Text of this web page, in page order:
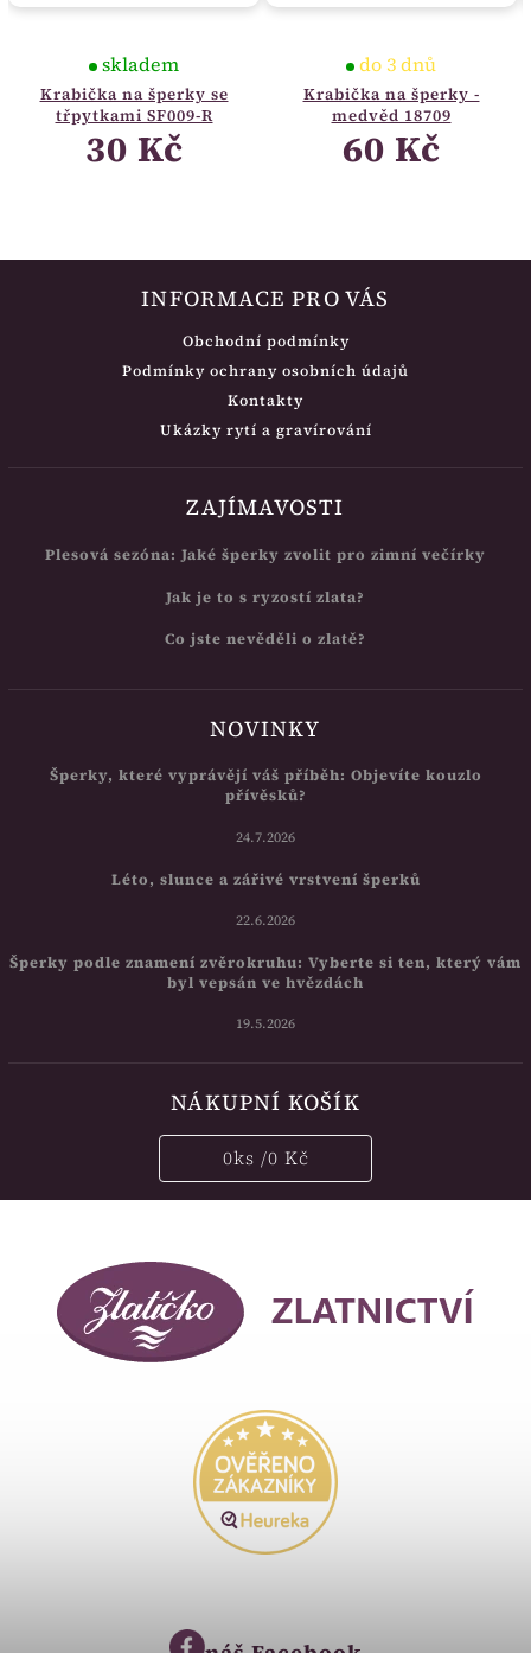
Krabička na šperky se
třpytkami SF009-R
skladem
30 Kč
Krabička na šperky -
medvěd 18709
do 3 dnů
60 Kč
INFORMACE PRO VÁS
Obchodní podmínky
Podmínky ochrany osobních údajů
Kontakty
Ukázky rytí a gravírování
ZAJÍMAVOSTI
Plesová sezóna: Jaké šperky zvolit pro zimní večírky
Jak je to s ryzostí zlata?
Co jste nevěděli o zlatě?
NOVINKY
Šperky, které vyprávějí váš příběh: Objevíte kouzlo
přívěsků?
24.7.2026
Léto, slunce a zářivé vrstvení šperků
22.6.2026
Šperky podle znamení zvěrokruhu: Vyberte si ten, který vám
byl vepsán ve hvězdách
19.5.2026
NÁKUPNÍ KOŠÍK
0ks /0 Kč